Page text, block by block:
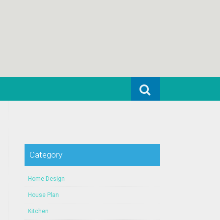
Search for:
Category
Home Design
House Plan
Kitchen